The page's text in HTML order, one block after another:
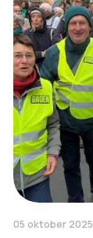
05 oktober 2025